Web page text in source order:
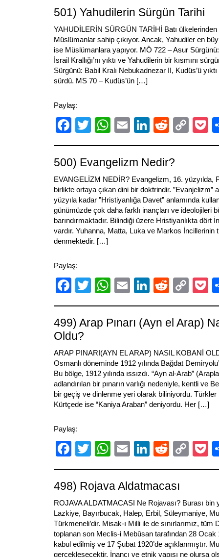
501) Yahudilerin Sürgün Tarihi
YAHUDİLERİN SÜRGÜN TARİHİ Batı
Müslümanlar sahip çıkıyor. Ancak, Yahudiler en
ise Müslümanlara yapıyor. MÖ 722 – Asur
İsrail Krallığı’nı yıktı ve Yahudilerin bir kısmını
Sürgünü: Babil Kralı Nebukadnezar II, Kudüs’ü
sürdü. MS 70 – Kudüs’ün […]
Paylaş:
Facebook
TwitterWhatsApp
EmailLinkedIn
Reddit
Link
500) Evangelizm Nedir?
EVANGELİZM NEDİR? Evangelizm, 16. yüzyılda,
birlikte ortaya çıkan dini bir doktrindir. ”Evanjelizm”
yüzyıla kadar ”Hristiyanlığa Davet” anlamında
günümüzde çok daha farklı inançları ve ideolojileri
barındırmaktadır. Bilindiği üzere Hristiyanlıkta dört
vardır. Yuhanna, Matta, Luka ve Markos İncillerinin
denmektedir. […]
Paylaş:
Facebook
TwitterWhatsApp
EmailLinkedIn
Reddit
Link
499) Arap Pınarı (Ayn el Arap)
Oldu?
ARAP PINARI(AYN EL ARAP) NASIL KOBANİ
Osmanlı döneminde 1912 yılında Bağdat
Bu bölge, 1912 yılında ıssızdı. “Ayn al-Arab”
adlandırılan bir pınarın varlığı nedeniyle, kentli ve
bir geçiş ve dinlenme yeri olarak biliniyordu. Türkler
Kürtçede ise “Kaniya Araban” deniyordu. Her […]
Paylaş:
Facebook
TwitterWhatsApp
EmailLinkedIn
Reddit
Link
498) Rojava Aldatmacası
ROJAVA ALDATMACASI Ne Rojavası? Burası bin
Lazkiye, Bayırbucak, Halep, Erbil, Süleymaniye,
Türkmeneli’dir. Misak-ı Milli ile de sınırlarımız, tüm
toplanan son Meclis-i Mebûsan tarafından 28 Ocak
kabul edilmiş ve 17 Şubat 1920’de açıklanmıştır.
gerçekleşecektir. İnancı ve etnik yapısı ne olursa